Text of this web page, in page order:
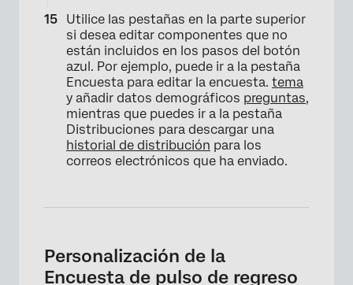
Utilice las pestañas en la parte superior
si desea editar componentes que no
están incluidos en los pasos del botón
azul. Por ejemplo, puede ir a la pestaña
Encuesta para editar la encuesta. tema
y añadir datos demográficos preguntas,
mientras que puedes ir a la pestaña
Distribuciones para descargar una
historial de distribución para los
correos electrónicos que ha enviado.
Personalización de la
Encuesta de pulso de regreso